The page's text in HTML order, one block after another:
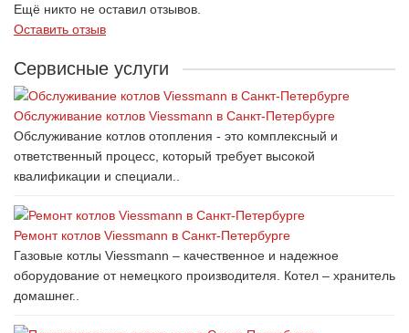
Ещё никто не оставил отзывов.
Оставить отзыв
Сервисные услуги
Обслуживание котлов Viessmann в Санкт-Петербурге
Обслуживание котлов отопления - это комплексный и
ответственный процесс, который требует высокой
квалификации и специали..
Ремонт котлов Viessmann в Санкт-Петербурге
Газовые котлы Viessmann – качественное и надежное
оборудование от немецкого производителя. Котел – хранитель
домашнег..